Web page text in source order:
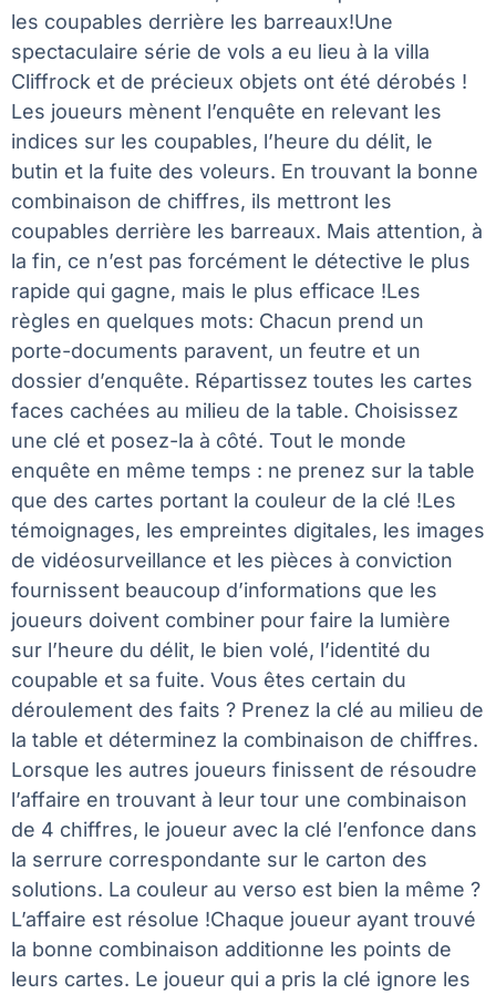
les coupables derrière les barreaux!Une
spectaculaire série de vols a eu lieu à la villa
Cliffrock et de précieux objets ont été dérobés !
Les joueurs mènent l’enquête en relevant les
indices sur les coupables, l’heure du délit, le
butin et la fuite des voleurs. En trouvant la bonne
combinaison de chiffres, ils mettront les
coupables derrière les barreaux. Mais attention, à
la fin, ce n’est pas forcément le détective le plus
rapide qui gagne, mais le plus efficace !Les
règles en quelques mots: Chacun prend un
porte-documents paravent, un feutre et un
dossier d’enquête. Répartissez toutes les cartes
faces cachées au milieu de la table. Choisissez
une clé et posez-la à côté. Tout le monde
enquête en même temps : ne prenez sur la table
que des cartes portant la couleur de la clé !Les
témoignages, les empreintes digitales, les images
de vidéosurveillance et les pièces à conviction
fournissent beaucoup d’informations que les
joueurs doivent combiner pour faire la lumière
sur l’heure du délit, le bien volé, l’identité du
coupable et sa fuite. Vous êtes certain du
déroulement des faits ? Prenez la clé au milieu de
la table et déterminez la combinaison de chiffres.
Lorsque les autres joueurs finissent de résoudre
l’affaire en trouvant à leur tour une combinaison
de 4 chiffres, le joueur avec la clé l’enfonce dans
la serrure correspondante sur le carton des
solutions. La couleur au verso est bien la même ?
L’affaire est résolue !Chaque joueur ayant trouvé
la bonne combinaison additionne les points de
leurs cartes. Le joueur qui a pris la clé ignore les